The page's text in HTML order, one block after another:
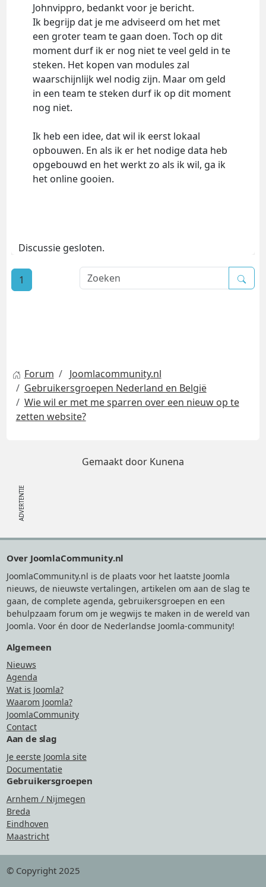
Johnvippro, bedankt voor je bericht.
Ik begrijp dat je me adviseerd om het met
een groter team te gaan doen. Toch op dit
moment durf ik er nog niet te veel geld in te
steken. Het kopen van modules zal
waarschijnlijk wel nodig zijn. Maar om geld
in een team te steken durf ik op dit moment
nog niet.
Ik heb een idee, dat wil ik eerst lokaal
opbouwen. En als ik er het nodige data heb
opgebouwd en het werkt zo als ik wil, ga ik
het online gooien.
Discussie gesloten.
1
Forum
Joomlacommunity.nl
Gebruikersgroepen Nederland en België
Wie wil er met me sparren over een nieuw op te
zetten website?
Gemaakt door Kunena
Over JoomlaCommunity.nl
JoomlaCommunity.nl is de plaats voor het laatste Joomla
nieuws, de nieuwste vertalingen, artikelen om aan de slag te
gaan, de complete agenda, gebruikersgroepen en een
behulpzaam forum om je wegwijs te maken in de wereld van
Joomla. Voor én door de Nederlandse Joomla-community!
Algemeen
Nieuws
Agenda
Wat is Joomla?
Waarom Joomla?
JoomlaCommunity
Contact
Aan de slag
Je eerste Joomla site
Documentatie
Gebruikersgroepen
Arnhem / Nijmegen
Breda
Eindhoven
Maastricht
© Copyright 2025